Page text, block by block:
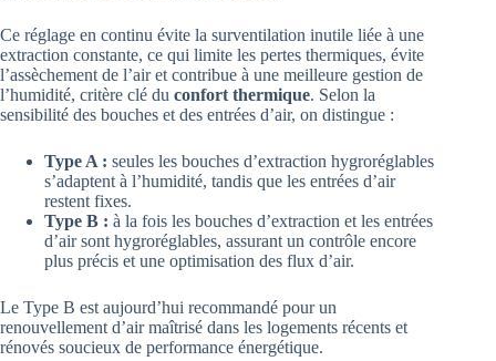
Ce réglage en continu évite la surventilation inutile liée à une
extraction constante, ce qui limite les pertes thermiques, évite
l’assèchement de l’air et contribue à une meilleure gestion de
l’humidité, critère clé du confort thermique. Selon la
sensibilité des bouches et des entrées d’air, on distingue :
Type A : seules les bouches d’extraction hygroréglables
s’adaptent à l’humidité, tandis que les entrées d’air
restent fixes.
Type B : à la fois les bouches d’extraction et les entrées
d’air sont hygroréglables, assurant un contrôle encore
plus précis et une optimisation des flux d’air.
Le Type B est aujourd’hui recommandé pour un
renouvellement d’air maîtrisé dans les logements récents et
rénovés soucieux de performance énergétique.